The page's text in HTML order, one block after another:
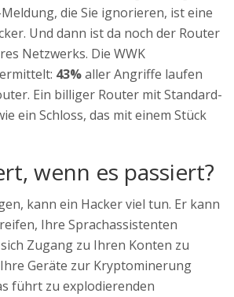
die Sie ignorieren, ist eine
Und dann ist da noch der Router
Netzwerks. Die WWK
43%aller Angriffe laufen
Ein billiger Router mit Standard-
ein Schloss, das mit einem Stück
wenn es passiert?
kann ein Hacker viel tun. Er kann
Ihre Sprachassistenten
Zugang zu Ihren Konten zu
Geräte zur Kryptominerung
führt zu explodierenden